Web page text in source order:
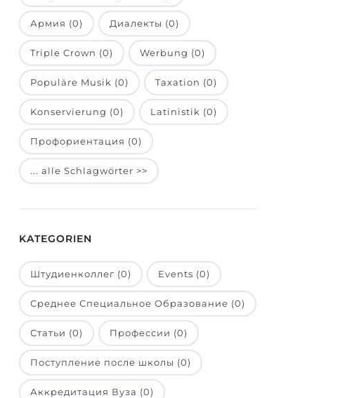
Армия (0) Диалекты (0)
Triple Crown (0) Werbung (0)
Populäre Musik (0) Taxation (0)
Konservierung (0) Latinistik (0)
Профориентация (0)
... alle Schlagwörter >>
KATEGORIEN
Штудиенколлег (0) Events (0)
Среднее Специальное Образование (0)
Статьи (0) Профессии (0)
Поступление после школы (0)
Аккредитация Вуза (0)